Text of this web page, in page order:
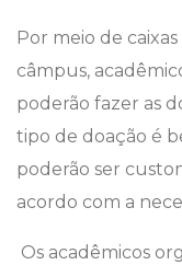
Por meio de
câmpus,
poderão fazer as
tipo de doação é
poderão ser
acordo com a
Os acadêmicos